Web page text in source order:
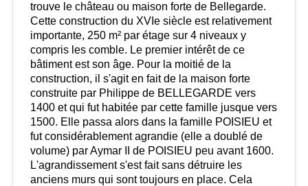
trouve le château ou maison forte de Bellegarde.
Cette construction du XVIe siècle est relativement
importante, 250 m² par étage sur 4 niveaux y
compris les comble. Le premier intérêt de ce
bâtiment est son âge. Pour la moitié de la
construction, il s'agit en fait de la maison forte
construite par Philippe de BELLEGARDE vers
1400 et qui fut habitée par cette famille jusque vers
1500. Elle passa alors dans la famille POISIEU et
fut considérablement agrandie (elle a doublé de
volume) par Aymar II de POISIEU peu avant 1600.
L'agrandissement s'est fait sans détruire les
anciens murs qui sont toujours en place. Cela